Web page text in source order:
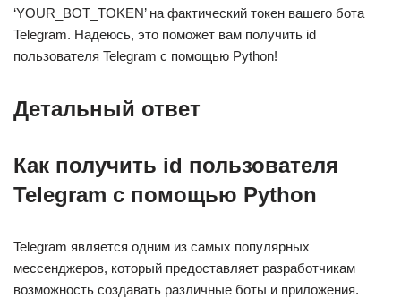
‘YOUR_BOT_TOKEN’ на фактический токен вашего бота
Telegram. Надеюсь, это поможет вам получить id
пользователя Telegram с помощью Python!
Детальный ответ
Как получить id пользователя
Telegram с помощью Python
Telegram является одним из самых популярных
мессенджеров, который предоставляет разработчикам
возможность создавать различные боты и приложения.